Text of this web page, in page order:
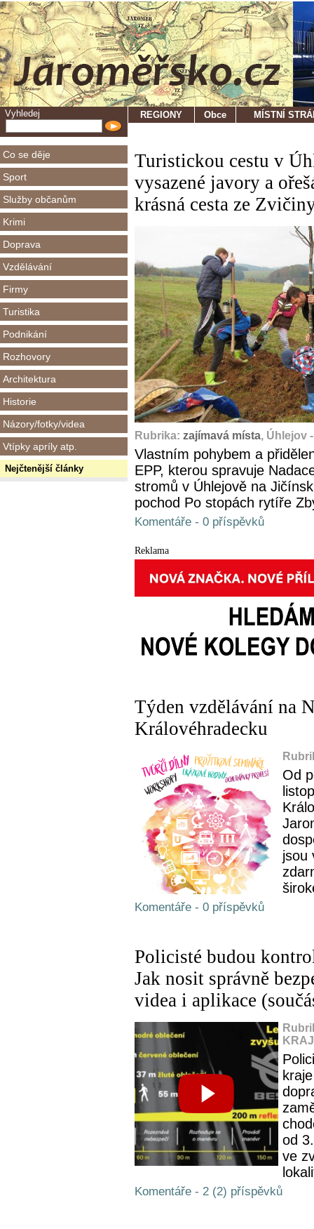
Vyhledej
Co se děje
Sport
Služby občanům
Krimi
Doprava
Vzdělávání
Firmy
Turistika
Podnikání
Rozhovory
Architektura
Historie
Názory/fotky/videa
Vtípky apríly atp.
Nejčtenější články
REGIONY Obce MÍSTNÍ
Turistickou cestu v
vysazené javory a
krásná cesta ze
Rubrika: zajímavá místa, Úhlejov
Vlastním pohybem a
EPP, kterou spravuje
stromů v Úhlejově na
pochod Po stopách rytíře
Komentáře - 0 příspěvků
Reklama
Týden vzdělávání na
Královéhradecku
Od
jsou
Komentáře - 0 příspěvků
Policisté budou
Jak nosit správně
videa i aplikace
od
ve
Komentáře - 2 (2) příspěvků